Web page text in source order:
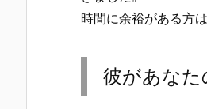
時間に余裕がある方
彼があな